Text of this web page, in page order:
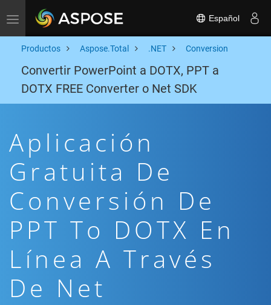
Toggle navigation Español
Productos Aspose.Total .NET Conversion
Convertir PowerPoint a DOTX, PPT a
DOTX FREE Converter o Net SDK
Aplicación
Gratuita De
Conversión De
PPT To DOTX En
Línea A Través
De Net